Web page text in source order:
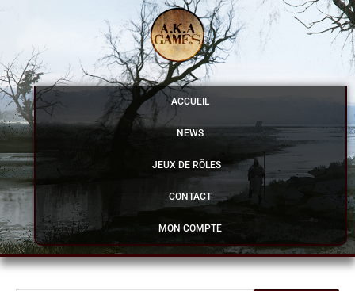
contenu
ACCUEIL
NEWS
JEUX DE RÔLES
CONTACT
MON COMPTE